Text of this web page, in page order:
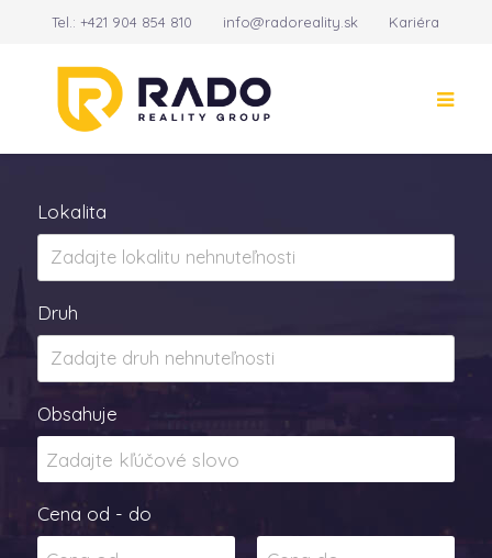
Tel.:+421 904 854 810 info@radoreality.sk Kariéra
Lokalita
Druh
Obsahuje
Cena od - do